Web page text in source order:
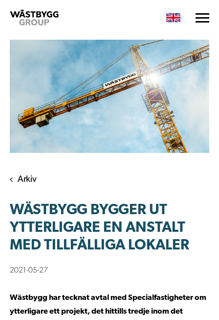
Arkiv
WÄSTBYGG BYGGER UT
YTTERLIGARE EN ANSTALT
MED TILLFÄLLIGA LOKALER
2021-05-27
Wästbygg har tecknat avtal med Specialfastigheter om
ytterligare ett projekt, det hittills tredje inom det